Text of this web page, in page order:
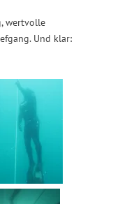
wertvolle
Und klar: